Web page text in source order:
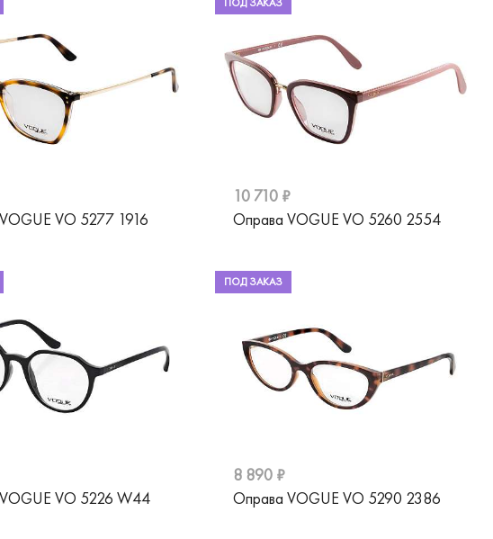
VO 5277 1916
10 710 ₽
Оправа VOGUE VO 5260 2554
VO 5226 W44
ПОД ЗАКАЗ
8 890 ₽
Оправа VOGUE VO 5290 2386